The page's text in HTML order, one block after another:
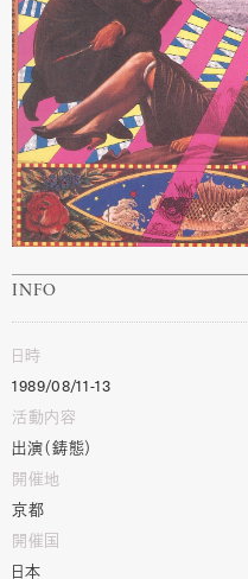
INFO
日時
1989/08/11-13
活動内容
出演（鋳態）
開催地
京都
開催国
日本